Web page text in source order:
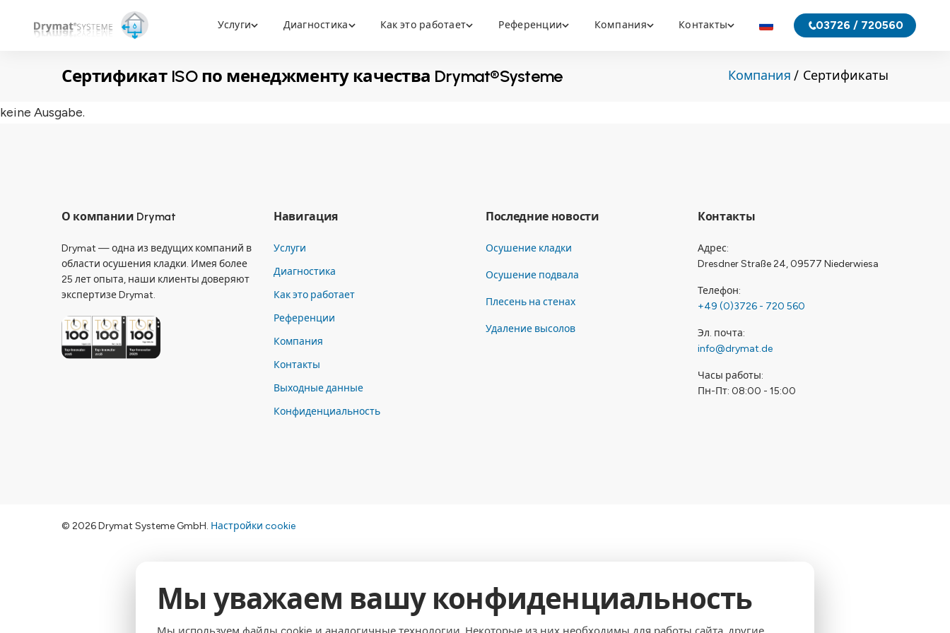
Услуги Диагностика Как это работает Референции Компания Контакты 03726 / 720560
Сертификат ISO по менеджменту качества Drymat®Systeme Компания Сертификаты
keine Ausgabe.
О компании Drymat
Drymat — одна из ведущих компаний в
области осушения кладки. Имея более
25 лет опыта, наши клиенты доверяют
экспертизе Drymat.
Навигация
Услуги
Диагностика
Как это работает
Референции
Компания
Контакты
Выходные данные
Конфиденциальность
Последние новости
Осушение кладки
Осушение подвала
Плесень на стенах
Удаление высолов
Контакты
Адрес
Dresdner Straße 24, 09577 Niederwiesa
Телефон
+49 (0)3726 - 720 560
Эл. почта
info@drymat.de
Часы работы
Пн-Пт: 08:00 - 15:00
© 2026 Drymat Systeme GmbH. Настройки cookie
Мы уважаем вашу конфиденциальность